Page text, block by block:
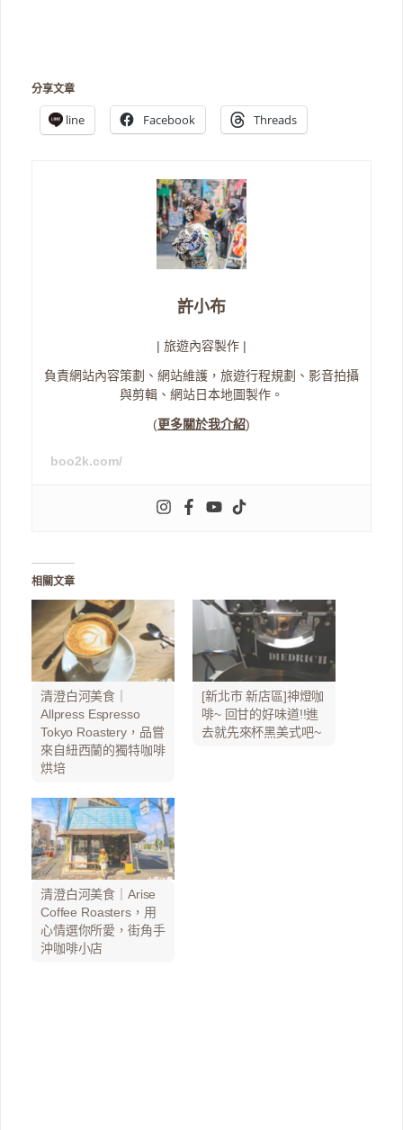
分享文章
line Facebook Threads
許小布
| 旅遊內容製作 |
負責網站內容策劃、網站維護，旅遊行程規劃、影音拍攝
與剪輯、網站日本地圖製作。
(更多關於我介紹)
boo2k.com/
相關文章
清澄白河美食｜
Allpress Espresso
Tokyo Roastery，品嘗
來自紐西蘭的獨特咖啡
烘培
[新北市 新店區]神燈咖
啡~ 回甘的好味道!!進
去就先來杯黑美式吧~
清澄白河美食｜Arise
Coffee Roasters，用
心情選你所愛，街角手
沖咖啡小店